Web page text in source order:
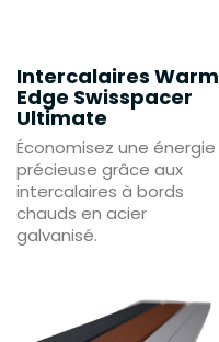
Intercalaires Warm
Edge Swisspacer
Ultimate
Économisez une énergie
précieuse grâce aux
intercalaires à bords
chauds en acier
galvanisé.